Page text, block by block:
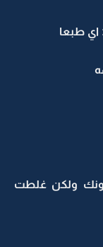
اي طبعا
ولكن غلطت